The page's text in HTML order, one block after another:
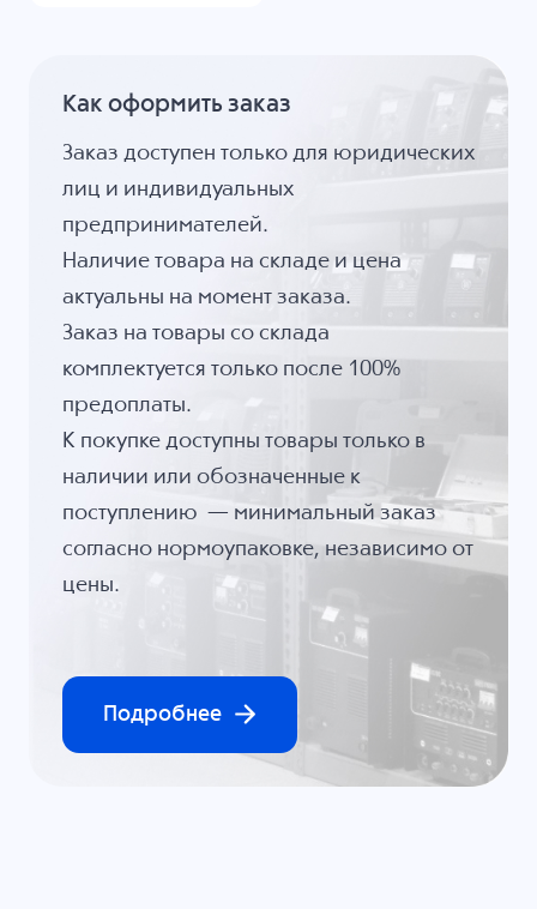
Как оформить заказ
Заказ доступен только для юридических
лиц и индивидуальных
предпринимателей.
Наличие товара на складе и цена
актуальны на момент заказа.
Заказ на товары со склада
комплектуется только после 100%
предоплаты.
К покупке доступны товары только в
наличии или обозначенные к
поступлению — минимальный заказ
согласно нормоупаковке, независимо от
цены.
Подробнее